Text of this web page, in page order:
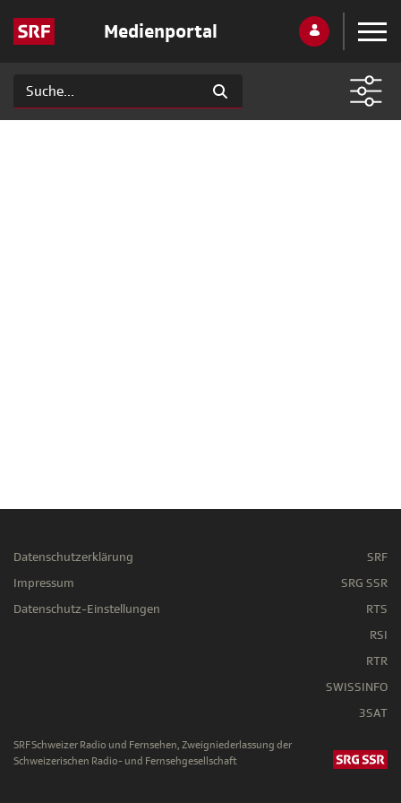
Medienportal
Datenschutzerklärung
Impressum
Datenschutz-Einstellungen
SRF
SRG SSR
RTS
RSI
RTR
SWISSINFO
3SAT
SRF Schweizer Radio und Fernsehen, Zweigniederlassung der
Schweizerischen Radio- und Fernsehgesellschaft